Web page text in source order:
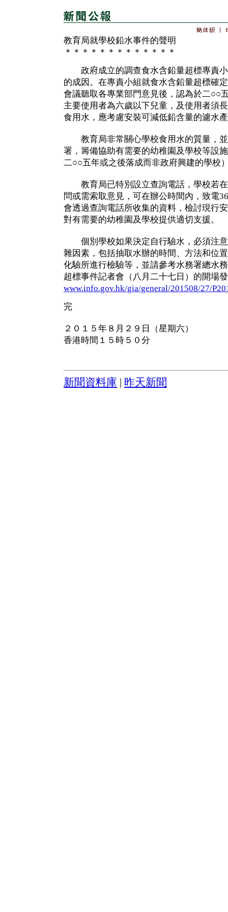
教育局就學校鉛水事件的聲明
＊＊＊＊＊＊＊＊＊＊＊＊＊
政府成立的調查食水含鉛量超標專責小
的成因。在專責小組就食水含鉛量超標確
會議聽取各專業部門意見後，認為於二○○
主要使用者為六歲以下兒童，及使用者須
食用水，應考慮安裝可減低鉛含量的濾水
教育局非常關心學校食用水的質量，並
署，籌備協助有需要的幼稚園及學校等設
二○○五年或之後落成而非政府興建的學校
教育局已特別設立查詢電話，學校若在
問或需索取意見，可在辦公時間內，致電
會透過查詢電話所收集的資料，檢討現行
對有需要的幼稚園及學校提供適切支援。
個別學校如果決定自行驗水，必須注意
雜因素，包括抽取水辦的時間、方法和位
化驗所進行檢驗等，並請參考水務署總水
超標事件記者會（八月二十七日）的開場
www.info.gov.hk/gia/general/201508/27/
完
２０１５年８月２９日（星期六）
香港時間１５時５０分
新聞資料庫 昨天新聞